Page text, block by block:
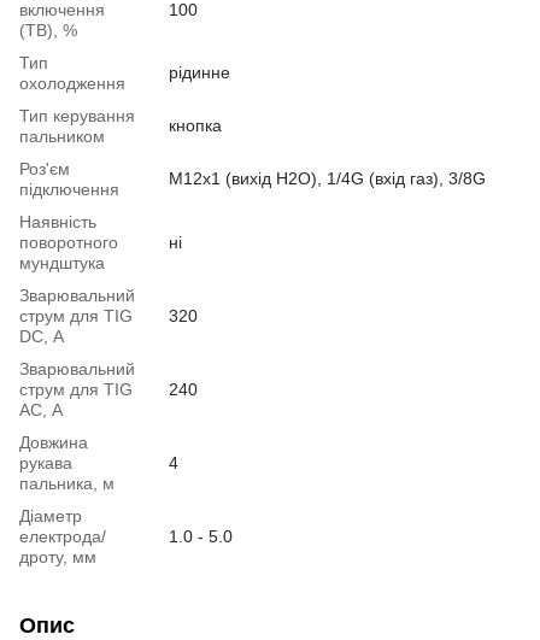
включення
(ТВ), %
100
Тип
охолодження
рідинне
Тип керування
пальником
кнопка
Роз'єм
підключення
M12x1 (вихід H2O), 1/4G (вхід газ), 3/8G
Наявність
поворотного
мундштука
ні
Зварювальний
струм для TIG
DC, А
320
Зварювальний
струм для TIG
AC, А
240
Довжина
рукава
пальника, м
4
Діаметр
електрода/
дроту, мм
1.0 - 5.0
Опис